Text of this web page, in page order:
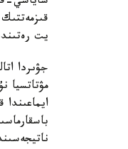
يت
جۋىردا
مۋتاتسيا